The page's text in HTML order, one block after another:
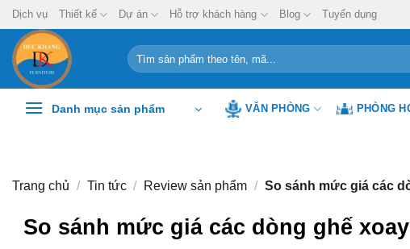
Chuyển
đến
nội
dung
Dịch vụ Thiết kế Dự án Hỗ trợ khách hàng Blog Tuyển dụng
Tìm
kiếm:
Danh mục sản phẩm VĂN PHÒNG PHÒNG
Trang chủ / Tin tức / Review sản phẩm / So sánh mức giá các
So sánh mức giá các dòng ghế